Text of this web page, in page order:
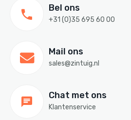
Bel ons
+31 (0)35 695 60 00
Mail ons
sales@zintuig.nl
Chat met ons
Klantenservice